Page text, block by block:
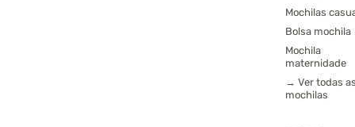
Mochilas
Bolsa mochila
Mochila
maternidade
→ Ver todas
mochilas